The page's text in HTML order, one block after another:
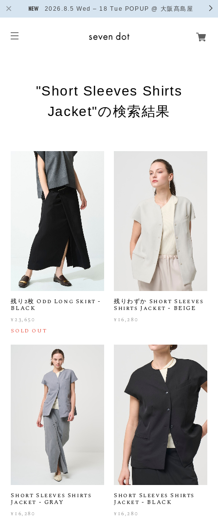
2026.8.5 Wed – 18 Tue POPUP @ 大阪髙島屋
"Short Sleeves Shirts
Jacket"の検索結果
残り2枚 Odd Long Skirt -
BLACK
¥23,650
SOLD OUT
残りわずか Short Sleeves
Shirts Jacket - BEIGE
¥16,280
Short Sleeves Shirts
Jacket - GRAY
¥16,280
Short Sleeves Shirts
Jacket - BLACK
¥16,280